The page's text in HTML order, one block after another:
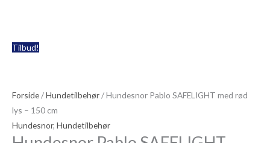
Tilbud!
Forside/Hundetilbehør/ Hundesnor Pablo SAFELIGHT med rød
lys – 150 cm
Hundesnor, Hundetilbehør
var:
kr.125.00.
er:
Hundesnor
med
rød
lys
-